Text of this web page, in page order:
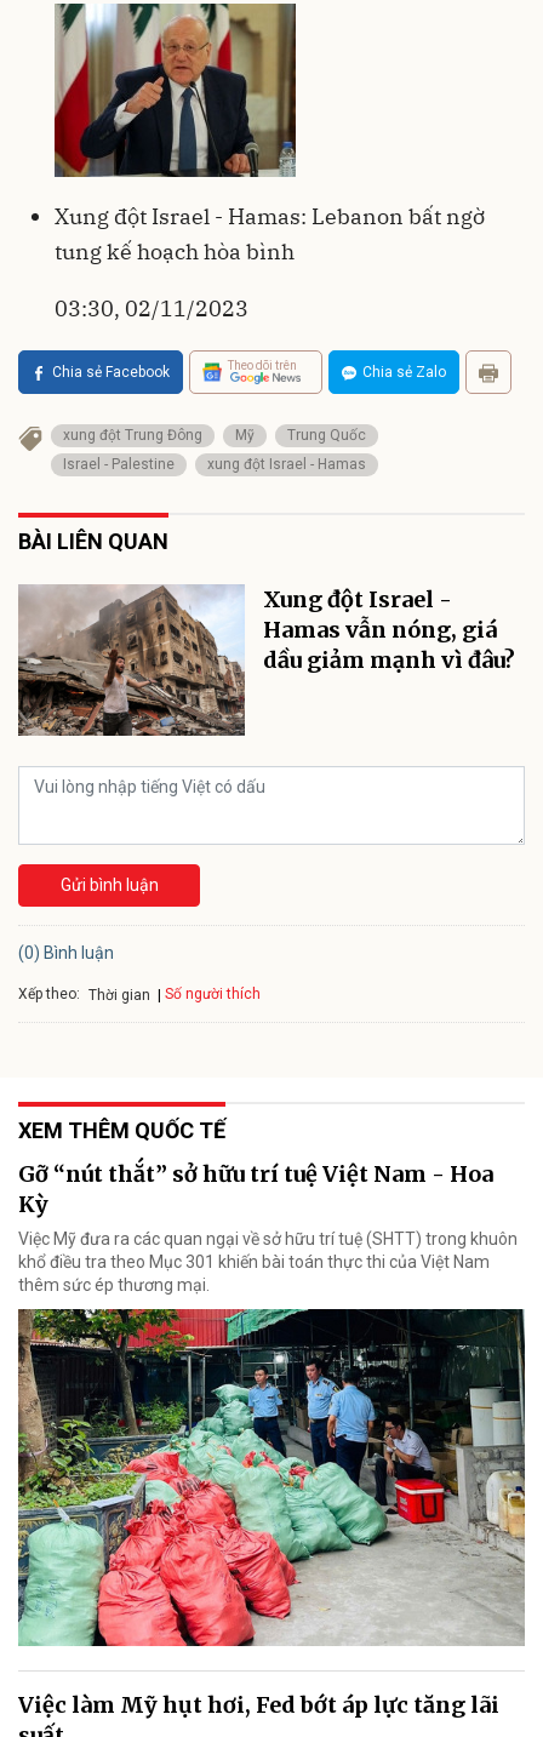
Xung đột Israel - Hamas: Lebanon bất ngờ
tung kế hoạch hòa bình
03:30, 02/11/2023
Chia sẻ Facebook Theo dõi trên Chia sẻ Zalo
xung đột Trung Đông Mỹ
Trung Quốc
Israel - Palestine
xung đột Israel - Hamas
BÀI LIÊN QUAN
Xung đột Israel -
Hamas vẫn nóng, giá
dầu giảm mạnh vì đâu?
Gửi bình luận
(0) Bình luận
Xếp theo: Thời gian Số người thích
XEM THÊM QUỐC TẾ
Gỡ “nút thắt” sở hữu trí tuệ Việt Nam - Hoa
Kỳ
Việc Mỹ đưa ra các quan ngại về sở hữu trí tuệ (SHTT) trong khuôn
khổ điều tra theo Mục 301 khiến bài toán thực thi của Việt Nam
thêm sức ép thương mại.
Việc làm Mỹ hụt hơi, Fed bớt áp lực tăng lãi